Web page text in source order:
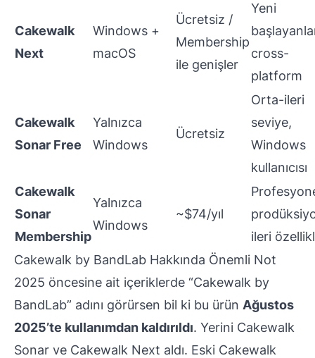
Cakewalk
Next
Windows +
macOS
Ücretsiz /
Membership
ile genişler
Yeni
cross-
platform
Cakewalk
Sonar Free
Yalnızca
Windows
Ücretsiz
Orta-ileri
seviye,
Windows
kullanıcısı
Cakewalk
Sonar
Membership
Yalnızca
Windows
~$74/yıl
ileri
Cakewalk by BandLab Hakkında Önemli Not
2025 öncesine ait içeriklerde “Cakewalk by
BandLab” adını görürsen bil ki bu ürün Ağustos
2025’te kullanımdan kaldırıldı. Yerini Cakewalk
Sonar ve Cakewalk Next aldı. Eski Cakewalk